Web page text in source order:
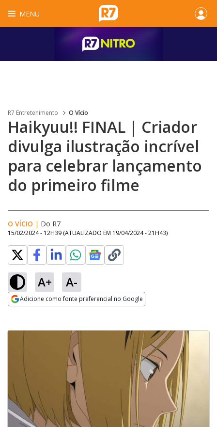
MENU
R7 Entretenimento O Vício
Haikyuu!! FINAL | Criador
divulga ilustração incrível
para celebrar lançamento
do primeiro filme
O VÍCIO | Do R7
15/02/2024 - 12H39 (ATUALIZADO EM 19/04/2024 - 21H43)
A+ A-
Adicione como fonte preferencial no Google